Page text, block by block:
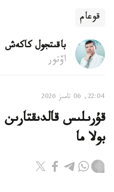
قوعام
باقىتجول كاكەش
اۆتور
22:04, 06 تامىز 2026
قۇرىلىس
بولا ما